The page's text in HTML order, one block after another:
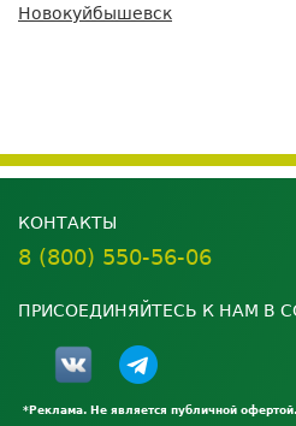
Новокуйбышевск
КОНТАКТЫ
8 (800) 550-56-06
ПРИСОЕДИНЯЙТЕСЬ К НАМ В
*Реклама. Не является публичной